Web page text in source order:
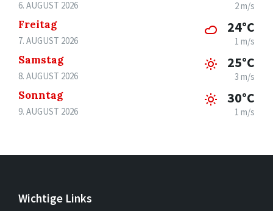
6. AUGUST 2026 2 m/s
Freitag
7. AUGUST 2026
24°C
1 m/s
Samstag
8. AUGUST 2026
25°C
3 m/s
Sonntag
9. AUGUST 2026
30°C
1 m/s
Wichtige Links